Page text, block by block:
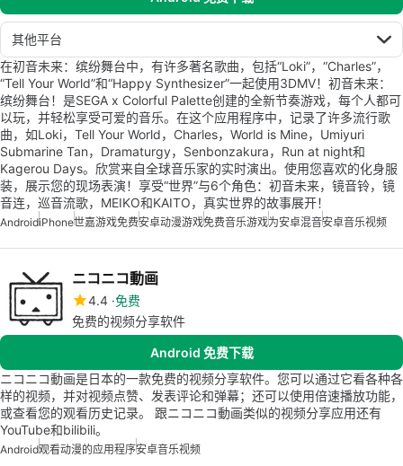
其他平台
在初音未来：缤纷舞台中，有许多著名歌曲，包括“Loki”，“Charles”，
“Tell Your World”和“Happy Synthesizer”一起使用3DMV！初音未来：
缤纷舞台！是SEGA x Colorful Palette创建的全新节奏游戏，每个人都可
以玩，并轻松享受可爱的音乐。在这个应用程序中，记录了许多流行歌
曲，如Loki，Tell Your World，Charles，World is Mine，Umiyuri
Submarine Tan，Dramaturgy，Senbonzakura，Run at night和
Kagerou Days。欣赏来自全球音乐家的实时演出。使用您喜欢的化身服
装，展示您的现场表演！享受“世界”与6个角色：初音未来，镜音铃，镜
音连，巡音流歌，MEIKO和KAITO，真实世界的故事展开！
AndroidiPhone世嘉游戏免费安卓动漫游戏免费音乐游戏为安卓混音安卓音乐视频
ニコニコ動画
4.4 免费
免费的视频分享软件
Android 免费下载
ニコニコ動画是日本的一款免费的视频分享软件。您可以通过它看各种各
样的视频，并对视频点赞、发表评论和弹幕；还可以使用倍速播放功能，
或查看您的观看历史记录。 跟ニコニコ動画类似的视频分享应用还有
YouTube和bilibili。
Android观看动漫的应用程序安卓音乐视频